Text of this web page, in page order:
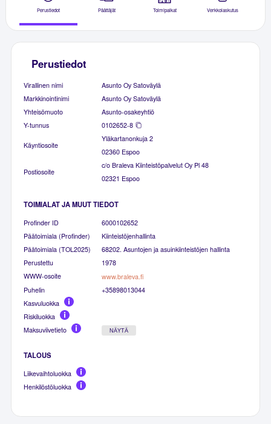
Perustiedot Päättäjät Toimipaikat Verkkolaskutus
Perustiedot
Virallinen nimi
Asunto Oy Satoväylä
Markkinointinimi
Asunto Oy Satoväylä
Yhteisömuoto
Asunto-osakeyhtiö
Y-tunnus
0102652-8
Käyntiosoite
Yläkartanonkuja 2
02360 Espoo
Postiosoite
c/o Braleva Kiinteistöpalvelut Oy Pl 48
02321 Espoo
TOIMIALAT JA MUUT TIEDOT
Profinder ID
6000102652
Päätoimiala (Profinder)
Kiinteistöjenhallinta
Päätoimiala (TOL2025)
68202. Asuntojen ja asuinkiinteistöjen hallinta
Perustettu
1978
WWW-osoite
www.braleva.fi
Puhelin
+35898013044
Kasvuluokka
Riskiluokka
Maksuviivetieto
NÄYTÄ
TALOUS
Liikevaihtoluokka
Henkilöstöluokka